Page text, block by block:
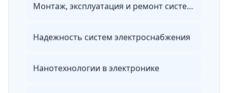
Монтаж, эксплуатация и ремонт систем энергообеспечения объектов специального назначения
Надежность систем электроснабжения
Нанотехнологии в электронике